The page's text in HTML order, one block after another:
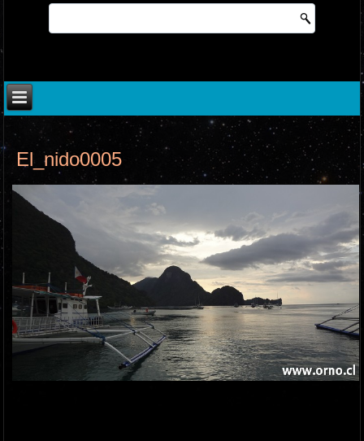
El_nido0005